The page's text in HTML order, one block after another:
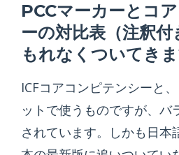
PCCマーカーとコ
ーの対比表（注釈
もれなくついてきま
ICFコアコンピテンシーと
ットで使うものですが、バ
されています。しかも日本